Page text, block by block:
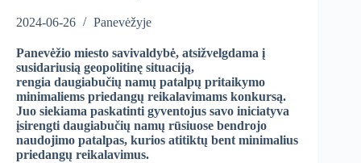
2024-06-26 Panevėžyje
Panevėžio miesto savivaldybė, atsižvelgdama į
susidariusią geopolitinę situaciją,
rengia daugiabučių namų patalpų pritaikymo
minimaliems priedangų reikalavimams konkursą.
Juo siekiama paskatinti gyventojus savo iniciatyva
įsirengti daugiabučių namų rūsiuose bendrojo
naudojimo patalpas, kurios atitiktų bent minimalius
priedangų reikalavimus.